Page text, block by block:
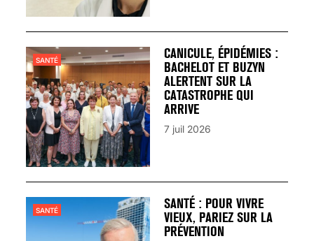
CANICULE, ÉPIDÉMIES :
BACHELOT ET BUZYN
ALERTENT SUR LA
CATASTROPHE QUI
ARRIVE
SANTÉ
7 juil 2026
SANTÉ : POUR VIVRE
VIEUX, PARIEZ SUR LA
PRÉVENTION
SANTÉ